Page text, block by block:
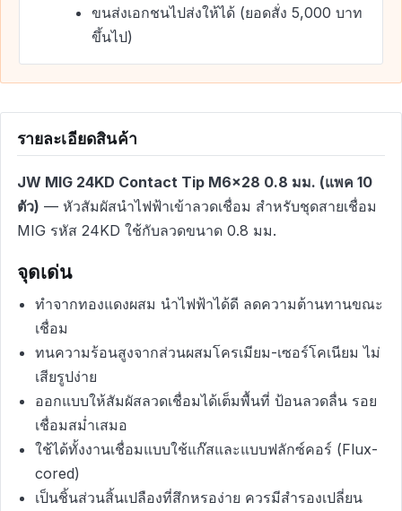
ขนส่งเอกชนไปส่งให้ได้ (ยอดสั่ง 5,000 บาท
ขึ้นไป)
รายละเอียดสินค้า
JW MIG 24KD Contact Tip M6x28 0.8 มม. (แพค 10
ตัว) — หัวสัมผัสนำไฟฟ้าเข้าลวดเชื่อม สำหรับชุดสายเชื่อม
MIG รหัส 24KD ใช้กับลวดขนาด 0.8 มม.
จุดเด่น
ทำจากทองแดงผสม นำไฟฟ้าได้ดี ลดความต้านทานขณะ
เชื่อม
ทนความร้อนสูงจากส่วนผสมโครเมียม-เซอร์โคเนียม ไม่
เสียรูปง่าย
ออกแบบให้สัมผัสลวดเชื่อมได้เต็มพื้นที่ ป้อนลวดลื่น รอย
เชื่อมสม่ำเสมอ
ใช้ได้ทั้งงานเชื่อมแบบใช้แก๊สและแบบฟลักซ์คอร์ (Flux-
cored)
เป็นชิ้นส่วนสิ้นเปลืองที่สึกหรอง่าย ควรมีสำรองเปลี่ยน